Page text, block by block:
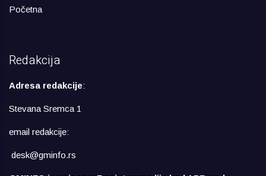
Početna
Redakcija
Adresa redakcije:
Stevana Sremca 1
email redakcije:
desk@gminfo.rs